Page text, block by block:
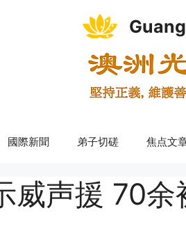
國際新聞 弟子切磋 焦点文
威声援 70余